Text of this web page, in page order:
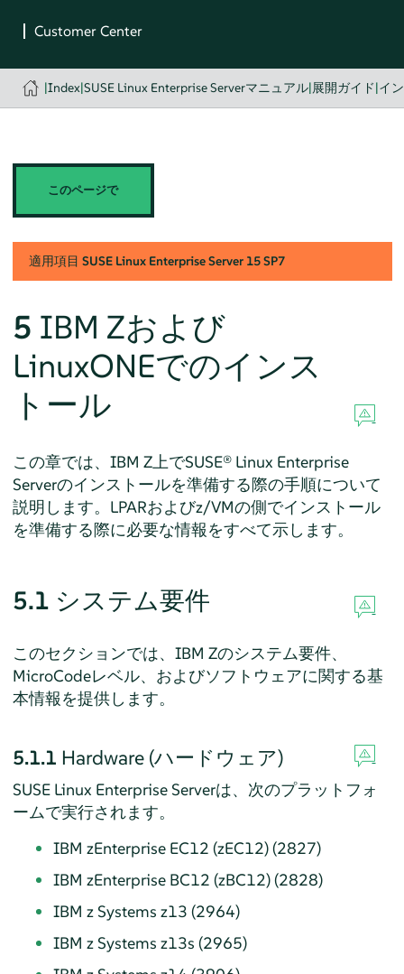
|Index|SUSE Linux Enterprise Serverマニュアル|展開ガイド|イ
このページで
適用項目 SUSE Linux Enterprise Server 15 SP7
5 IBM Zおよび
LinuxONEでのインス
トール
この章では、IBM Z上でSUSE® Linux Enterprise
Serverのインストールを準備する際の手順について
説明します。LPARおよびz/VMの側でインストール
を準備する際に必要な情報をすべて示します。
5.1 システム要件
このセクションでは、IBM Zのシステム要件、
MicroCodeレベル、およびソフトウェアに関する基
本情報を提供します。
5.1.1 Hardware (ハードウェア)
SUSE Linux Enterprise Serverは、次のプラットフォ
ームで実行されます。
IBM zEnterprise EC12 (zEC12) (2827)
IBM zEnterprise BC12 (zBC12) (2828)
IBM z Systems z13 (2964)
IBM z Systems z13s (2965)